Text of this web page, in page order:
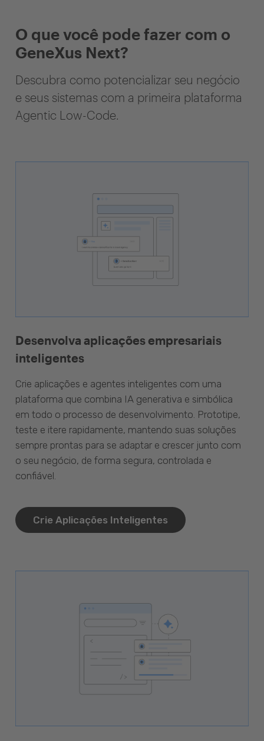
O que você pode fazer com o
GeneXus Next?
Descubra como potencializar seu negócio
e seus sistemas com a primeira plataforma
Agentic Low-Code.
Desenvolva aplicações empresariais
inteligentes
Crie aplicações e agentes inteligentes com uma
plataforma que combina IA generativa e simbólica
em todo o processo de desenvolvimento. Prototipe,
teste e itere rapidamente, mantendo suas soluções
sempre prontas para se adaptar e crescer junto com
o seu negócio, de forma segura, controlada e
confiável.
Crie Aplicações Inteligentes